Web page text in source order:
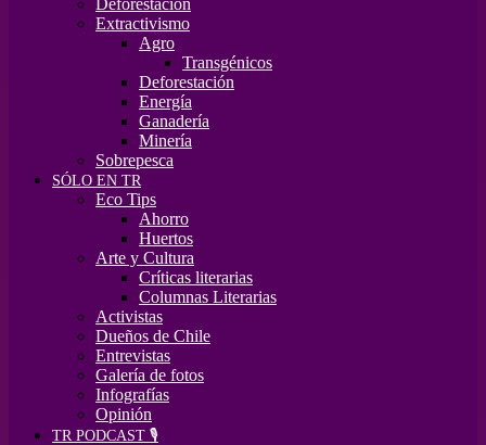
Deforestación
Extractivismo
Agro
Transgénicos
Deforestación
Energía
Ganadería
Minería
Sobrepesca
SÓLO EN TR
Eco Tips
Ahorro
Huertos
Arte y Cultura
Críticas literarias
Columnas Literarias
Activistas
Dueños de Chile
Entrevistas
Galería de fotos
Infografías
Opinión
TR PODCAST 🎙️